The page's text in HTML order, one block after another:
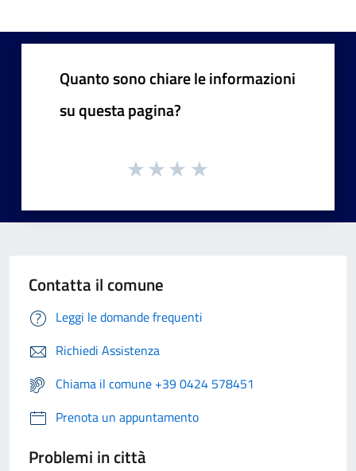
Quanto sono chiare le informazioni
su questa pagina?
Contatta il comune
Leggi le domande frequenti
Richiedi Assistenza
Chiama il comune +39 0424 578451
Prenota un appuntamento
Problemi in città